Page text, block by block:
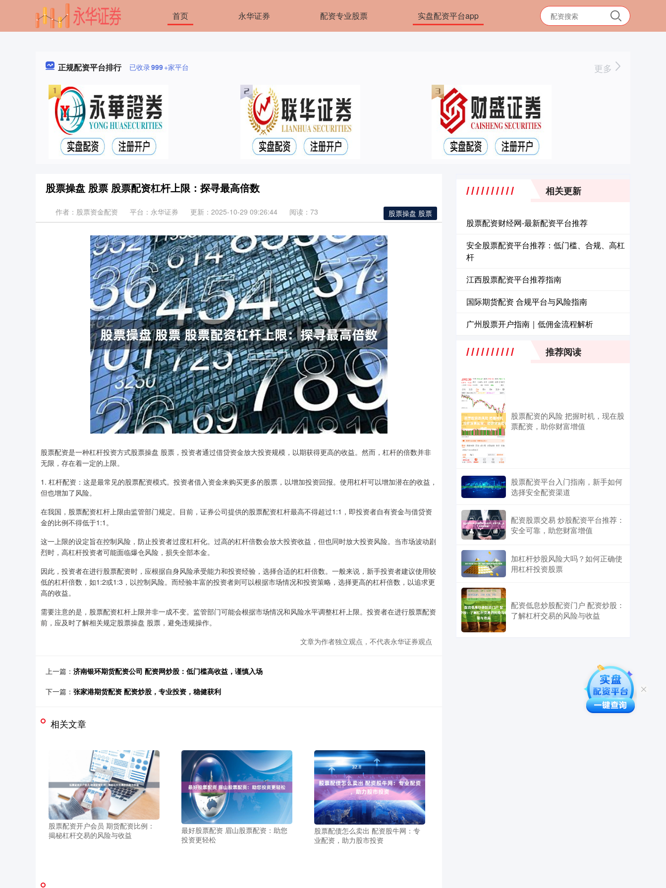
首页 永华证券 配资专业股票 实盘配资平台app
正规配资平台排行 已收录999+家平台 更多
股票操盘 股票 股票配资杠杆上限：探寻最高倍数
股票操盘 股票
作者：股票资金配资 平台：永华证券 更新：2025-10-29 09:26:44 阅读：73
股票配资是一种杠杆投资方式股票操盘 股票，投资者通过借贷资金放大投资规模，以期获得更高的收益。然而，杠杆的倍数并非
无限，存在着一定的上限。
1. 杠杆配资：这是最常见的股票配资模式。投资者借入资金来购买更多的股票，以增加投资回报。使用杠杆可以增加潜在的收益，
但也增加了风险。
在我国，股票配资杠杆上限由监管部门规定。目前，证券公司提供的股票配资杠杆最高不得超过1:1，即投资者自有资金与借贷资
金的比例不得低于1:1。
这一上限的设定旨在控制风险，防止投资者过度杠杆化。过高的杠杆倍数会放大投资收益，但也同时放大投资风险。当市场波动剧
烈时，高杠杆投资者可能面临爆仓风险，损失全部本金。
因此，投资者在进行股票配资时，应根据自身风险承受能力和投资经验，选择合适的杠杆倍数。一般来说，新手投资者建议使用较
低的杠杆倍数，如1:2或1:3，以控制风险。而经验丰富的投资者则可以根据市场情况和投资策略，选择更高的杠杆倍数，以追求更
高的收益。
需要注意的是，股票配资杠杆上限并非一成不变。监管部门可能会根据市场情况和风险水平调整杠杆上限。投资者在进行股票配资
前，应及时了解相关规定股票操盘 股票，避免违规操作。
文章为作者独立观点，不代表永华证券观点
上一篇： 济南银环期货配资公司 配资网炒股：低门槛高收益，谨慎入场
下一篇： 张家港期货配资 配资炒股，专业投资，稳健获利
相关文章
股票配资开户会员 期货配资比例：
揭秘杠杆交易的风险与收益
最好股票配资 眉山股票配资：助您
投资更轻松
股票配债怎么卖出 配资股牛网：专
业配资，助力股市投资
相关更新
股票配资财经网-最新配资平台推荐
安全股票配资平台推荐：低门槛、合规、高杠
杆
江西股票配资平台推荐指南
国际期货配资 合规平台与风险指南
广州股票开户指南｜低佣金流程解析
推荐阅读
股票配资的风险 把握时机，现在股
票配资，助你财富增值
股票配资平台入门指南，新手如何
选择安全配资渠道
配资股票交易 炒股配资平台推荐：
安全可靠，助您财富增值
加杠杆炒股风险大吗？如何正确使
用杠杆投资股票
配资低息炒股配资门户 配资炒股：
了解杠杆交易的风险与收益